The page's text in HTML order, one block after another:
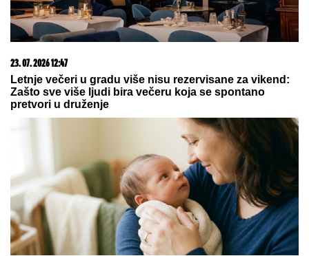
06. 08. 2026 09:39
Marija (3) se igrala u dvorištu i samo je nestala: Posle
42 godine otac je pronašao, zanemeo je kada je saznao
gde je bila